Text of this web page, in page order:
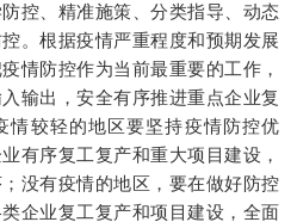
、精准施策、分类指导、动态
。根据疫情严重程度和预期发展
情防控作为当前最重要的工作，
输出，安全有序推进重点企业复
情较轻的地区要坚持疫情防控优
有序复工复产和重大项目建设，
没有疫情的地区，要在做好防控
企业复工复产和项目建设，全面